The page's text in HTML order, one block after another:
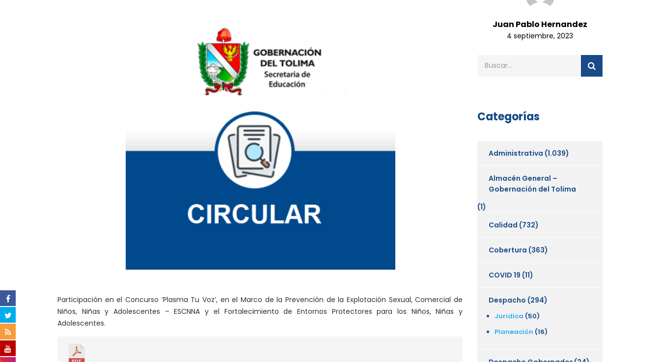
Participación en el Concurso ‘Plasma Tu Voz’, en el Marco de la Prevención de la Explotación Sexual, Comercial de
Niños, Niñas y Adolescentes – ESCNNA y el Fortalecimiento de Entornos Protectores para los Niños, Niñas y
Adolescentes.
Juan Pablo Hernandez
4 septiembre, 2023
Categorías
Administrativa (1.039)
Almacén General –
Gobernación del Tolima
(1)
Calidad (732)
Cobertura (363)
COVID 19 (11)
Despacho (294)
Juridica (50)
Planeación (16)